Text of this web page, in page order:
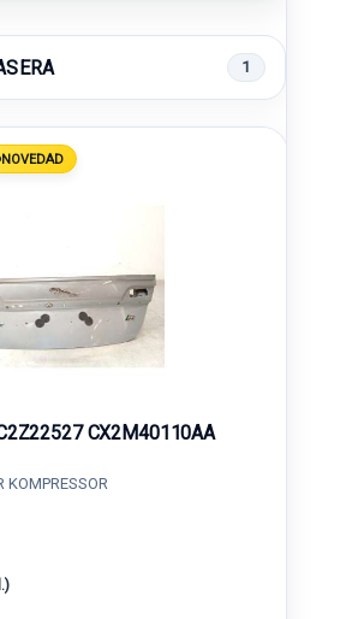
1
NOVEDAD
CX2M40110AA
KOMPRESSOR